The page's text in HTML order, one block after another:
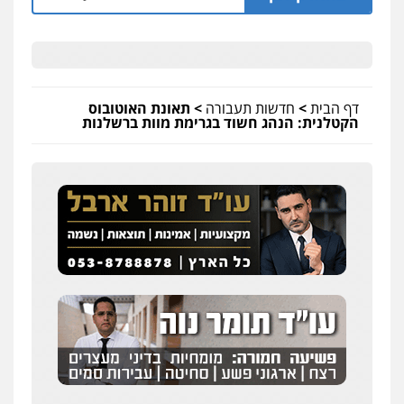
דף הבית> חדשות תעבורה > תאונת האוטובוס
הקטלנית: הנהג חשוד בגרימת מוות ברשלנות